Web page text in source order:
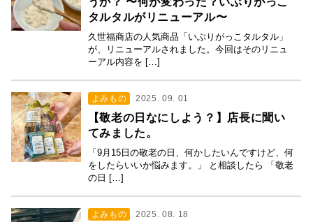
タルタルがリニューアル〜
久世福商店の人気商品「いぶりがっこタルタル」
が、リニューアルされました。今回はそのリニュ
ーアル内容を […]
よみもの 2025. 09. 01
【敬老の日なにしよう？】店長に聞い
てみました。
「9月15日の敬老の日、何かしたいんですけど、何
をしたらいいか悩みます。」 と相談したら 「敬老
の日 […]
よみもの 2025. 08. 18